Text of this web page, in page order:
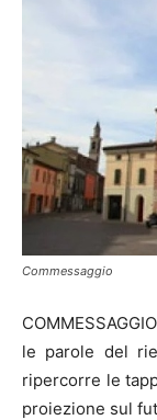
Commessaggio
le parole del
ripercorre le
proiezione sul